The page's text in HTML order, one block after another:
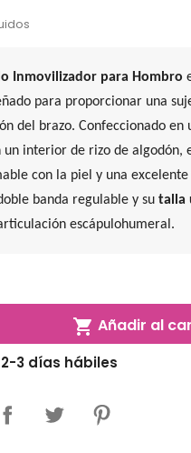
Inmovilizador para Hombro
para proporcionar una
del brazo. Confeccionado en
interior de rizo de algodón,
con la piel y una
banda regulable y sutalla
escápulohumeral.
 Añadir al
2-3 días hábiles